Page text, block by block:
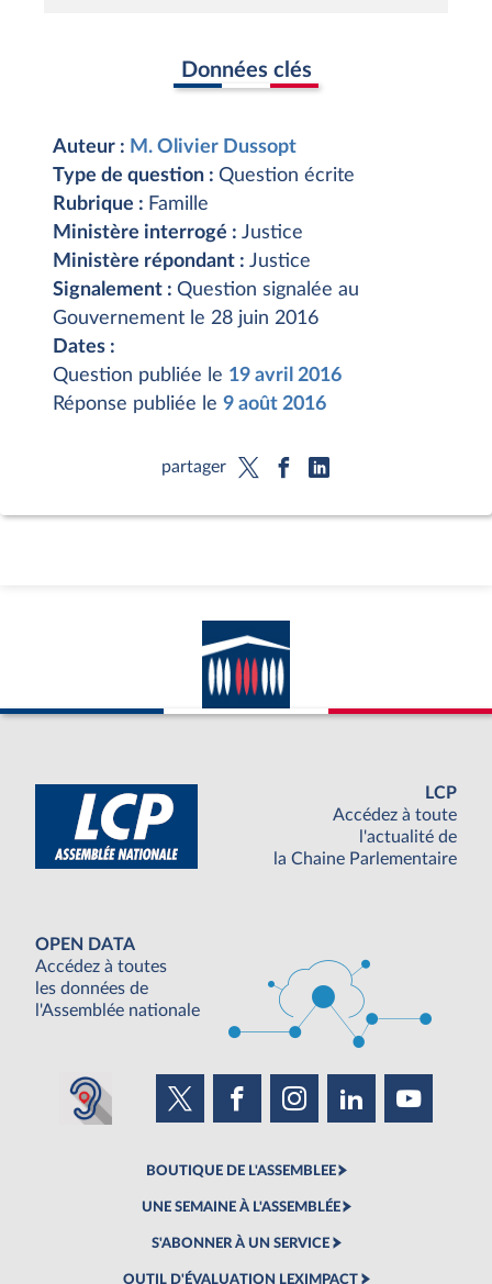
Données clés
Auteur : M. Olivier Dussopt
Type de question : Question écrite
Rubrique : Famille
Ministère interrogé : Justice
Ministère répondant : Justice
Signalement : Question signalée au
Gouvernement le 28 juin 2016
Dates :
Question publiée le 19 avril 2016
Réponse publiée le 9 août 2016
partager
LCP
Accédez à toute
l'actualité de
la Chaine Parlementaire
OPEN DATA
Accédez à toutes
les données de
l'Assemblée nationale
BOUTIQUE DE L'ASSEMBLEE
UNE SEMAINE À L'ASSEMBLÉE
S'ABONNER À UN SERVICE
OUTIL D'ÉVALUATION LEXIMPACT